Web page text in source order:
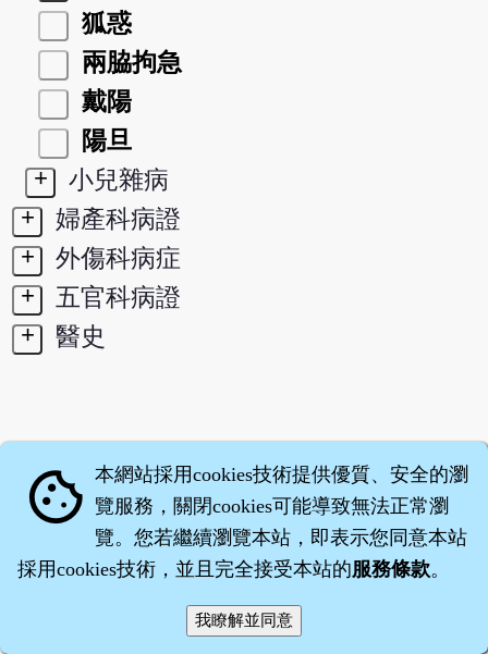
狐惑
兩脇拘急
戴陽
陽旦
+
小兒雜病
+
婦產科病證
+
外傷科病症
+
五官科病證
+
醫史
‧沈藥子©2008～2026
cookie 本網站採用cookies技術提供優質、安全的瀏
覽服務，關閉cookies可能導致無法正常瀏
覽。您若繼續瀏覽本站，即表示您同意本站
採用cookies技術，並且完全接受本站的服務條款。